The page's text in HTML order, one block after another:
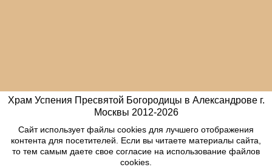
Храм Успения Пресвятой Богородицы в Александрове г.
Москвы 2012-2026
Сайт использует файлы cookies для лучшего отображения
контента для посетителей. Если вы читаете материалы сайта,
то тем самым даете свое согласие на использование файлов
cookies.